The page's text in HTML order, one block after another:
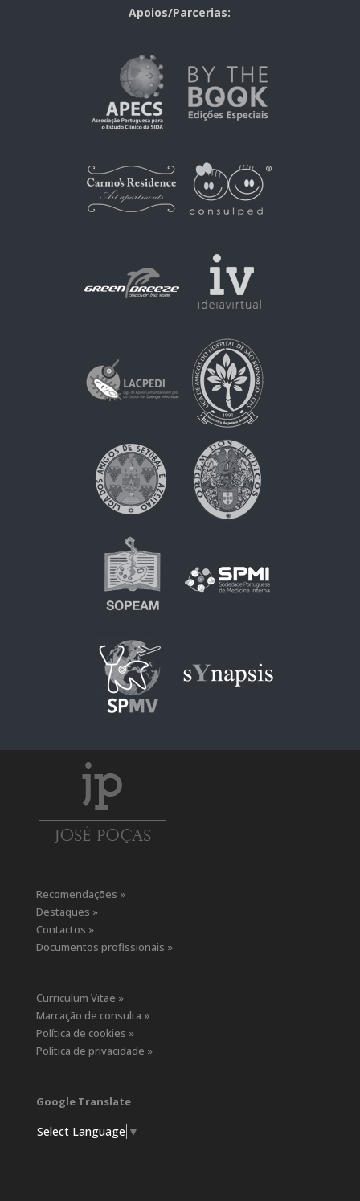
Apoios/Parcerias:
Recomendações »
Destaques »
Contactos »
Documentos profissionais »
Curriculum Vitae »
Marcação de consulta »
Política de cookies »
Política de privacidade »
Google Translate
Select Language ▼